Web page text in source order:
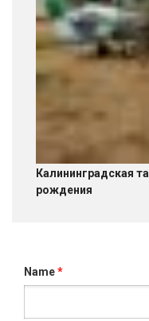
Калининградская
рождения
Name*